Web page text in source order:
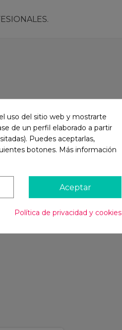
uso del sitio web y mostrarte
de un perfil elaborado a partir
Puedes aceptarlas,
botones. Más información
Aceptar
Política de privacidad y cookies